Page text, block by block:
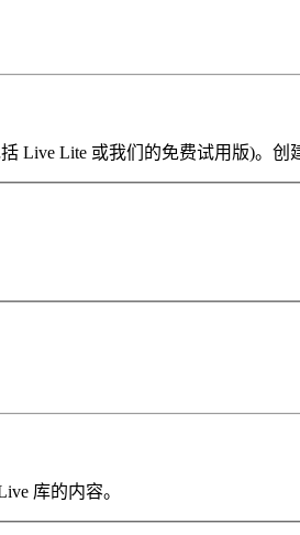
Live Lite 或我们的免费试用版)。
库的内容。